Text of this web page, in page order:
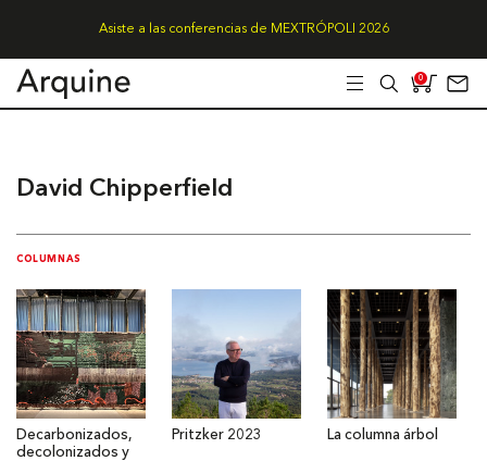
Asiste a las conferencias de MEXTRÓPOLI 2026
0
David Chipperfield
COLUMNAS
Decarbonizados,
decolonizados y
Pritzker 2023 La columna árbol